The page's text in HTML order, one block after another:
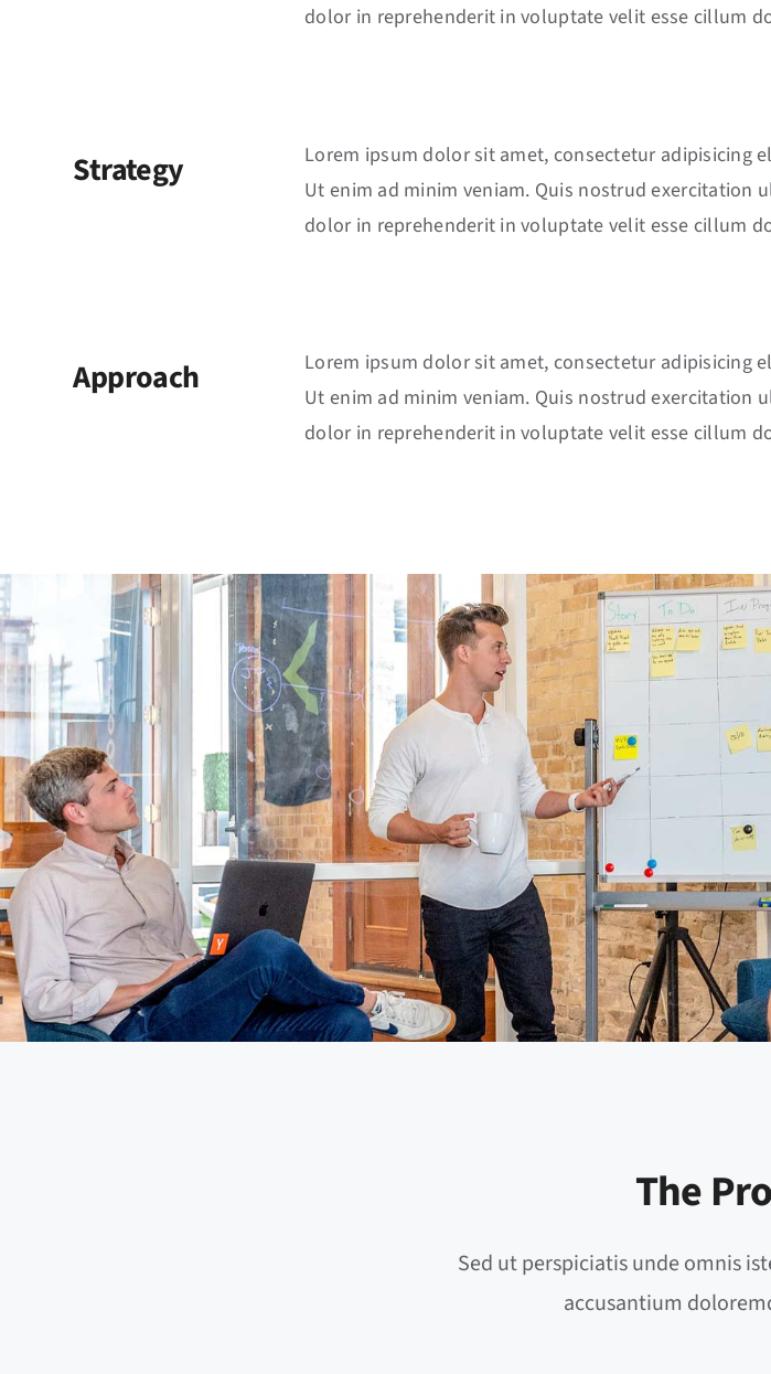
dolor in reprehenderit in voluptate velit esse cillum
Strategy
Lorem ipsum dolor sit amet, consectetur adipisicing
Ut enim ad minim veniam. Quis nostrud exercitation
dolor in reprehenderit in voluptate velit esse cillum
Approach
Lorem ipsum dolor sit amet, consectetur adipisicing
Ut enim ad minim veniam. Quis nostrud exercitation
dolor in reprehenderit in voluptate velit esse cillum
The
Sed ut perspiciatis unde omnis
accusantium